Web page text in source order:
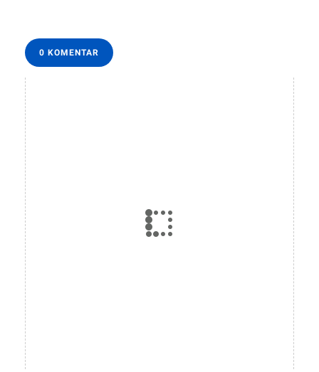
0 KOMENTAR